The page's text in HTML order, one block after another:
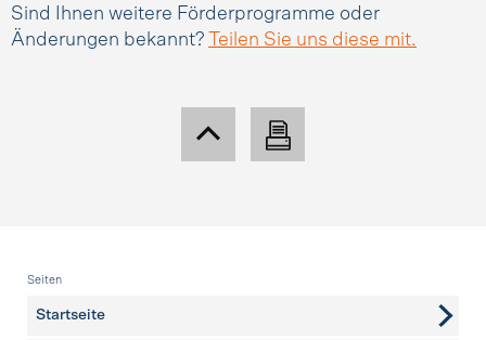
Sind Ihnen weitere Förderprogramme oder
Änderungen bekannt?
Teilen Sie uns diese mit.
Fusszeile
Seiten
Startseite